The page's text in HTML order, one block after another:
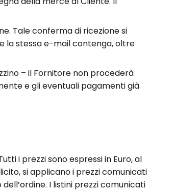
Tale conferma di ricezione si
la stessa e-mail contenga, oltre
– il Fornitore non procederà
e gli eventuali pagamenti già
i prezzi sono espressi in Euro, al
si applicano i prezzi comunicati
I listini prezzi comunicati